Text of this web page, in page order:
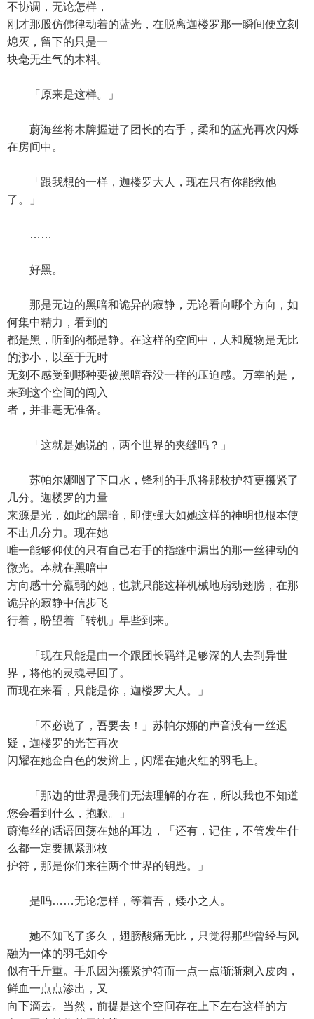
不协调，无论怎样，
刚才那股仿佛律动着的蓝光，在脱离迦楼罗那一瞬间便立刻
熄灭，留下的只是一
块毫无生气的木料。
「原来是这样。」
蔚海丝将木牌握进了团长的右手，柔和的蓝光再次闪烁
在房间中。
「跟我想的一样，迦楼罗大人，现在只有你能救他
了。」
……
好黑。
那是无边的黑暗和诡异的寂静，无论看向哪个方向，如
何集中精力，看到的
都是黑，听到的都是静。在这样的空间中，人和魔物是无比
的渺小，以至于无时
无刻不感受到哪种要被黑暗吞没一样的压迫感。万幸的是，
来到这个空间的闯入
者，并非毫无准备。
「这就是她说的，两个世界的夹缝吗？」
苏帕尔娜咽了下口水，锋利的手爪将那枚护符更攥紧了
几分。迦楼罗的力量
来源是光，如此的黑暗，即使强大如她这样的神明也根本使
不出几分力。现在她
唯一能够仰仗的只有自己右手的指缝中漏出的那一丝律动的
微光。本就在黑暗中
方向感十分羸弱的她，也就只能这样机械地扇动翅膀，在那
诡异的寂静中信步飞
行着，盼望着「转机」早些到来。
「现在只能是由一个跟团长羁绊足够深的人去到异世
界，将他的灵魂寻回了。
而现在来看，只能是你，迦楼罗大人。」
「不必说了，吾要去！」苏帕尔娜的声音没有一丝迟
疑，迦楼罗的光芒再次
闪耀在她金白色的发辫上，闪耀在她火红的羽毛上。
「那边的世界是我们无法理解的存在，所以我也不知道
您会看到什么，抱歉。」
蔚海丝的话语回荡在她的耳边，「还有，记住，不管发生什
么都一定要抓紧那枚
护符，那是你们来往两个世界的钥匙。」
是吗……无论怎样，等着吾，矮小之人。
她不知飞了多久，翅膀酸痛无比，只觉得那些曾经与风
融为一体的羽毛如今
似有千斤重。手爪因为攥紧护符而一点一点渐渐刺入皮肉，
鲜血一点点渗出，又
向下滴去。当然，前提是这个空间存在上下左右这样的方